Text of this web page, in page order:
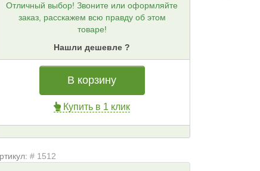
Отличный выбор! Звоните или оформляйте
заказ, расскажем всю правду об этом
товаре!
Нашли дешевле ?
В корзину
Купить в 1 клик
# 1512